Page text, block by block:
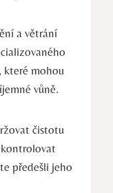
a větrání
které mohou
vůně.
čistotu
kontrolovat
předešli jeho